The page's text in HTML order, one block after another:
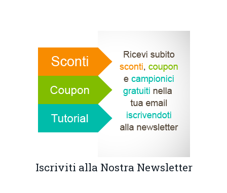
Iscriviti alla Nostra Newsletter